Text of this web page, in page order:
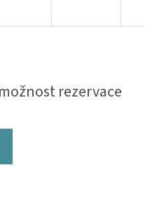
rezervace